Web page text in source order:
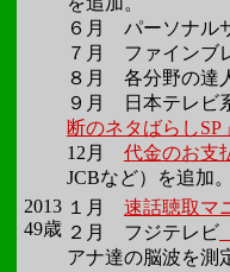
６月 パーソナル
７月 ファインブ
８月 各分野の達
９月 日本テレビ
断のネタばらしSP」
12月 代金のお支
JCBなど）を追加。
2013
49歳
１月 速話聴取マ
２月 フジテレビ
アナ達の脳波を